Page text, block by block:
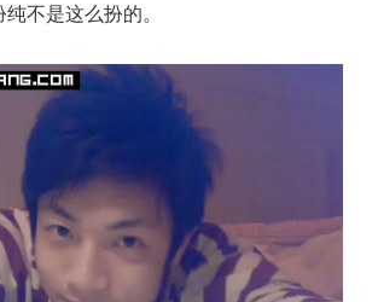
不是这么扮的。